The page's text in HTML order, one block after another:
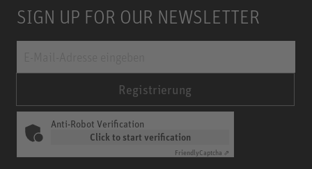
SIGN UP FOR OUR NEWSLETTER
Registrierung
Anti-Robot Verification
Click to start verification
FriendlyCaptcha ⇗